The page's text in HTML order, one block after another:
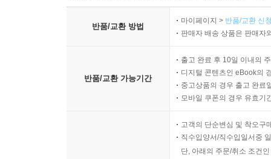
반품/교환 방법
마이페이지 > 반품/교환 신
판매자 배송 상품은 판매자
반품/교환 가능기간
출고 완료 후 10일 이내의
디지털 콘텐츠인 eBook의
중고상품의 경우 출고 완료
모바일 쿠폰의 경우 유효기
고객의 단순변심 및 착오구
직수입양서/직수입일서중
단, 아래의 주문/취소 조건